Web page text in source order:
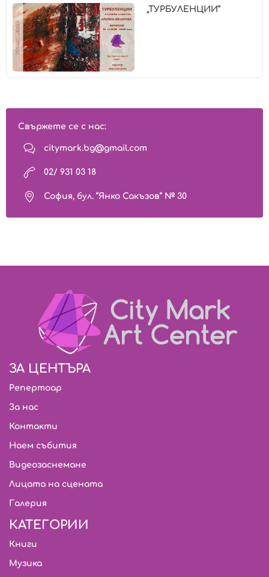
„ТУРБУЛЕНЦИИ“
Свържете се с нас:
citymark.bg@gmail.com
02/ 931 03 18
София, бул. “Янко Сакъзов” № 30
ЗА ЦЕНТЪРА
Репертоар
За нас
Контакти
Наем събития
Видеозаснемане
Лицата на сцената
Галерия
КАТЕГОРИИ
Книги
Музика